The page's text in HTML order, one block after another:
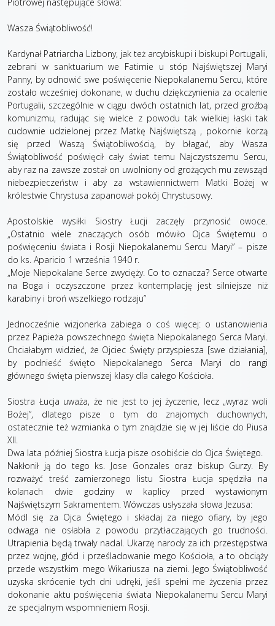
Wasza Świątobliwość!
Kardynał Patriarcha Lizbony, jak też arcybiskupi i biskupi Portugalii,
zebrani w sanktuarium we Fatimie u stóp Najświętszej Maryi
Panny, by odnowić swe poświęcenie Niepokalanemu Sercu, które
zostało wcześniej dokonane, w duchu dziękczynienia za ocalenie
Portugalii, szczególnie w ciągu dwóch ostatnich lat, przed groźbą
komunizmu, radując się wielce z powodu tak wielkiej łaski tak
cudownie udzielonej przez Matkę Najświętszą , pokornie korzą
się przed Waszą Świątobliwością, by błagać, aby Wasza
Świątobliwość poświęcił cały świat temu Najczystszemu Sercu,
aby raz na zawsze został on uwolniony od grożących mu zewsząd
niebezpieczeństw i aby za wstawiennictwem Matki Bożej w
królestwie Chrystusa zapanował pokój Chrystusowy.
Apostolskie wysiłki Siostry Łucji zaczęły przynosić owoce.
„Ostatnio wiele znaczących osób mówiło Ojca Świętemu o
poświęceniu świata i Rosji Niepokalanemu Sercu Maryi” – pisze
do ks. Aparicio 1 września 1940 r.
„Moje Niepokalane Serce zwycięży. Co to oznacza? Serce otwarte
na Boga i oczyszczone przez kontemplację jest silniejsze niż
karabiny i broń wszelkiego rodzaju”
Jednocześnie wizjonerka zabiega o coś więcej: o ustanowienia
przez Papieża powszechnego święta Niepokalanego Serca Maryi.
Chciałabym widzieć, że Ojciec Święty przyspiesza [swe działania],
by podnieść święto Niepokalanego Serca Maryi do rangi
głównego święta pierwszej klasy dla całego Kościoła.
Siostra Łucja uważa, że nie jest to jej życzenie, lecz „wyraz woli
Bożej”, dlatego pisze o tym do znajomych duchownych,
ostatecznie też wzmianka o tym znajdzie się w jej liście do Piusa
XII.
Dwa lata później Siostra Łucja pisze osobiście do Ojca Świętego.
Nakłonił ją do tego ks. Jose Gonzales oraz biskup Gurzy. By
rozważyć treść zamierzonego listu Siostra Łucja spędziła na
kolanach dwie godziny w kaplicy przed wystawionym
Najświętszym Sakramentem. Wówczas usłyszała słowa Jezusa:
Módl się za Ojca Świętego i składaj za niego ofiary, by jego
odwaga nie osłabła z powodu przytłaczających go trudności.
Utrapienia będą trwały nadal. Ukarzę narody za ich przestępstwa
przez wojnę, głód i prześladowanie mego Kościoła, a to obciąży
przede wszystkim mego Wikariusza na ziemi. Jego Świątobliwość
uzyska skrócenie tych dni udręki, jeśli spełni me życzenia przez
dokonanie aktu poświęcenia świata Niepokalanemu Sercu Maryi
ze specjalnym wspomnieniem Rosji.